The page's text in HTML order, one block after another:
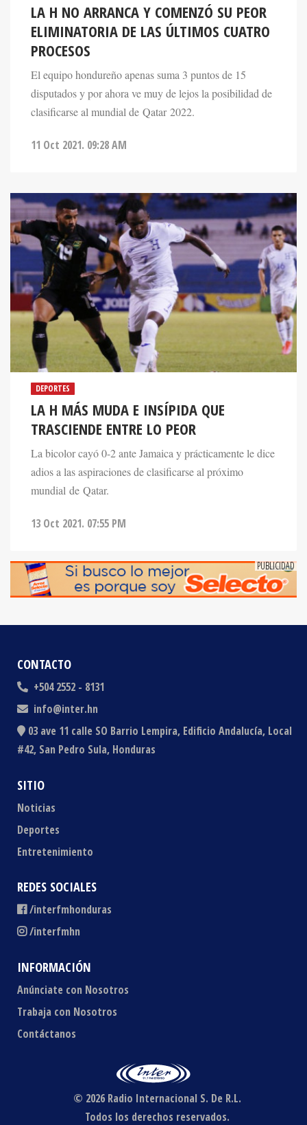
LA H NO ARRANCA Y COMENZÓ SU PEOR
ELIMINATORIA DE LAS ÚLTIMOS CUATRO
PROCESOS
El equipo hondureño apenas suma 3 puntos de 15
disputados y por ahora ve muy de lejos la posibilidad de
clasificarse al mundial de Qatar 2022.
11 Oct 2021. 09:28 AM
DEPORTES
LA H MÁS MUDA E INSÍPIDA QUE
TRASCIENDE ENTRE LO PEOR
La bicolor cayó 0-2 ante Jamaica y prácticamente le dice
adios a las aspiraciones de clasificarse al próximo
mundial de Qatar.
13 Oct 2021. 07:55 PM
CONTACTO
+504 2552 - 8131
info@inter.hn
03 ave 11 calle SO Barrio Lempira, Edificio Andalucía, Local
#42, San Pedro Sula, Honduras
SITIO
Noticias
Deportes
Entretenimiento
REDES SOCIALES
/interfmhonduras
/interfmhn
INFORMACIÓN
Anúnciate con Nosotros
Trabaja con Nosotros
Contáctanos
© 2026 Radio Internacional S. De R.L.
Todos los derechos reservados.